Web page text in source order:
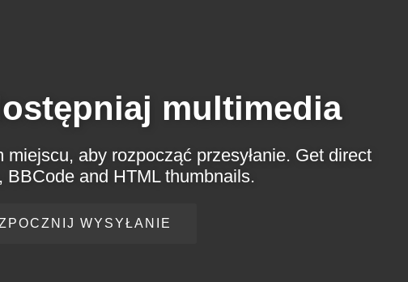
multimedia
aby rozpocząć przesyłanie. Get direct
BBCode and HTML thumbnails.
WYSYŁANIE